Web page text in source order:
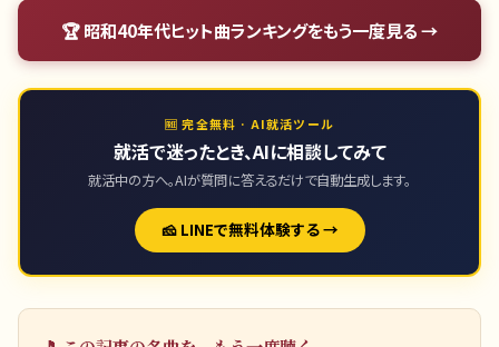
🏆昭和40年代ヒット曲ランキングをもう一度見る →
🆓 完全無料 · AI就活ツール
就活で迷ったとき、AIに相談してみて
就活中の方へ。AIが質問に答えるだけで自動生成します。
🧀 LINEで無料体験する →